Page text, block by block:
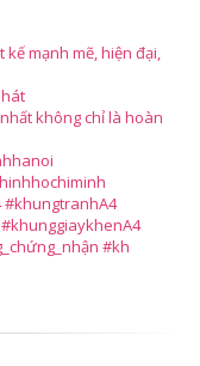
kế mạnh mẽ, hiện đại,
không chỉ là hoàn
#khungtranhA4
#kh